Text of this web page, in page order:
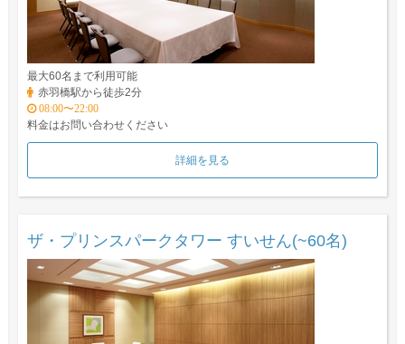
最大60名まで利用可能
赤羽橋駅から徒歩2分
08:00〜22:00
料金はお問い合わせください
詳細を見る
ザ・プリンスパークタワー すいせん(~60名)